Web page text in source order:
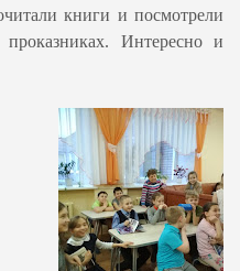
книги и посмотрели
Интересно и